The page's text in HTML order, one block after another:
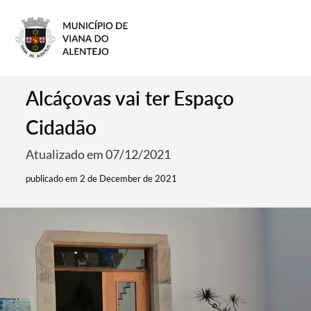
Alcáçovas vai ter Espaço
Cidadão
Atualizado em 07/12/2021
publicado em 2 de December de 2021